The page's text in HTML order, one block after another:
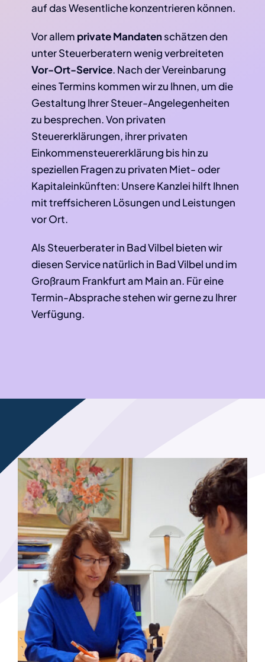
auf das Wesentliche konzentrieren können.
Vor allem private Mandatenschätzen den
unter Steuerberatern wenig verbreiteten
Vor-Ort-Service. Nach der Vereinbarung
eines Termins kommen wir zu Ihnen, um die
Gestaltung Ihrer Steuer-Angelegenheiten
zu besprechen. Von privaten
Steuererklärungen, ihrer privaten
Einkommensteuererklärung bis hin zu
speziellen Fragen zu privaten Miet- oder
Kapitaleinkünften: Unsere Kanzlei hilft Ihnen
mit treffsicheren Lösungen und Leistungen
vor Ort.
Als Steuerberater in Bad Vilbel bieten wir
diesen Service natürlich in Bad Vilbel und im
Großraum Frankfurt am Main an. Für eine
Termin-Absprache stehen wir gerne zu Ihrer
Verfügung.